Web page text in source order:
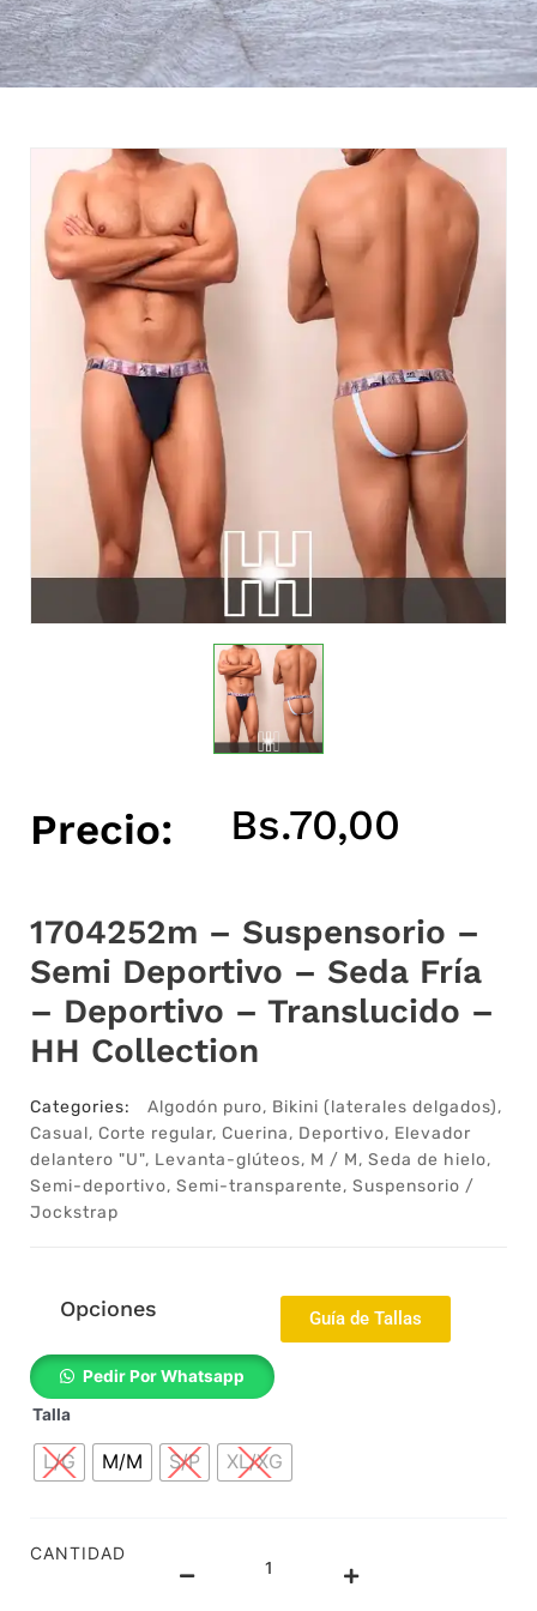
Precio: Bs.70,00
1704252m – Suspensorio –
Semi Deportivo – Seda Fría
– Deportivo – Translucido –
HH Collection
Categories: Algodón puro, Bikini (laterales delgados),
Casual, Corte regular, Cuerina, Deportivo, Elevador
delantero "U", Levanta-glúteos, M / M, Seda de hielo,
Semi-deportivo, Semi-transparente, Suspensorio /
Jockstrap
Opciones Guía de Tallas
Pedir Por Whatsapp
Talla
L/G M/M S/P XL/XG
CANTIDAD
1704252m
-
Semi